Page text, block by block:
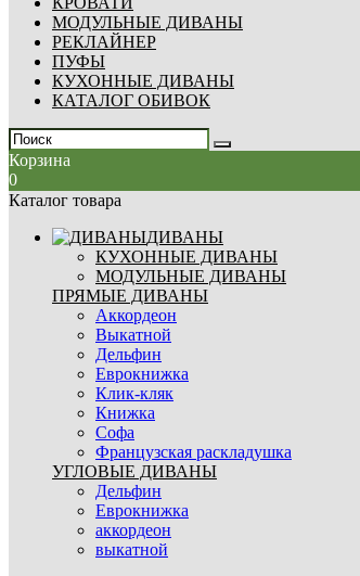
МОДУЛЬНЫЕ ДИВАНЫ
РЕКЛАЙНЕР
ПУФЫ
КУХОННЫЕ ДИВАНЫ
КАТАЛОГ ОБИВОК
Корзина
0
Каталог товара
ДИВАНЫ
КУХОННЫЕ ДИВАНЫ
МОДУЛЬНЫЕ ДИВАНЫ
ПРЯМЫЕ ДИВАНЫ
Аккордеон
Выкатной
Дельфин
Еврокнижка
Клик-кляк
Книжка
Софа
Французская раскладушка
УГЛОВЫЕ ДИВАНЫ
Дельфин
Еврокнижка
аккордеон
выкатной